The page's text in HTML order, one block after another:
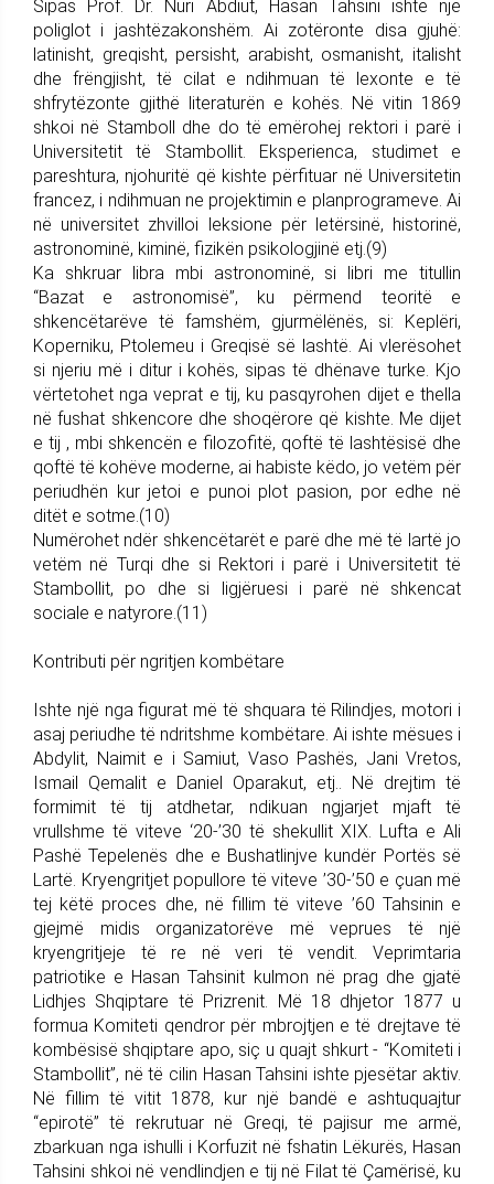
Sipas Prof. Dr. Nuri Abdiut, Hasan Tahsini ishte një
poliglot i jashtëzakonshëm. Ai zotëronte disa gjuhë:
latinisht, greqisht, persisht, arabisht, osmanisht, italisht
dhe frëngjisht, të cilat e ndihmuan të lexonte e të
shfrytëzonte gjithë literaturën e kohës. Në vitin 1869
shkoi në Stamboll dhe do të emërohej rektori i parë i
Universitetit të Stambollit. Eksperienca, studimet e
pareshtura, njohuritë që kishte përfituar në Universitetin
francez, i ndihmuan ne projektimin e planprogrameve. Ai
në universitet zhvilloi leksione për letërsinë, historinë,
astronominë, kiminë, fizikën psikologjinë etj.(9)
Ka shkruar libra mbi astronominë, si libri me titullin
“Bazat e astronomisë”, ku përmend teoritë e
shkencëtarëve të famshëm, gjurmëlënës, si: Keplëri,
Koperniku, Ptolemeu i Greqisë së lashtë. Ai vlerësohet
si njeriu më i ditur i kohës, sipas të dhënave turke. Kjo
vërtetohet nga veprat e tij, ku pasqyrohen dijet e thella
në fushat shkencore dhe shoqërore që kishte. Me dijet
e tij , mbi shkencën e filozofitë, qoftë të lashtësisë dhe
qoftë të kohëve moderne, ai habiste këdo, jo vetëm për
periudhën kur jetoi e punoi plot pasion, por edhe në
ditët e sotme.(10)
Numërohet ndër shkencëtarët e parë dhe më të lartë jo
vetëm në Turqi dhe si Rektori i parë i Universitetit të
Stambollit, po dhe si ligjëruesi i parë në shkencat
sociale e natyrore.(11)
Kontributi për ngritjen kombëtare
Ishte një nga figurat më të shquara të Rilindjes, motori i
asaj periudhe të ndritshme kombëtare. Ai ishte mësues i
Abdylit, Naimit e i Samiut, Vaso Pashës, Jani Vretos,
Ismail Qemalit e Daniel Oparakut, etj.. Në drejtim të
formimit të tij atdhetar, ndikuan ngjarjet mjaft të
vrullshme të viteve ‘20-’30 të shekullit XIX. Lufta e Ali
Pashë Tepelenës dhe e Bushatlinjve kundër Portës së
Lartë. Kryengritjet popullore të viteve ’30-’50 e çuan më
tej këtë proces dhe, në fillim të viteve ’60 Tahsinin e
gjejmë midis organizatorëve më veprues të një
kryengritjeje të re në veri të vendit. Veprimtaria
patriotike e Hasan Tahsinit kulmon në prag dhe gjatë
Lidhjes Shqiptare të Prizrenit. Më 18 dhjetor 1877 u
formua Komiteti qendror për mbrojtjen e të drejtave të
kombësisë shqiptare apo, siç u quajt shkurt - “Komiteti i
Stambollit”, në të cilin Hasan Tahsini ishte pjesëtar aktiv.
Në fillim të vitit 1878, kur një bandë e ashtuquajtur
“epirotë” të rekrutuar në Greqi, të pajisur me armë,
zbarkuan nga ishulli i Korfuzit në fshatin Lëkurës, Hasan
Tahsini shkoi në vendlindjen e tij në Filat të Çamërisë, ku